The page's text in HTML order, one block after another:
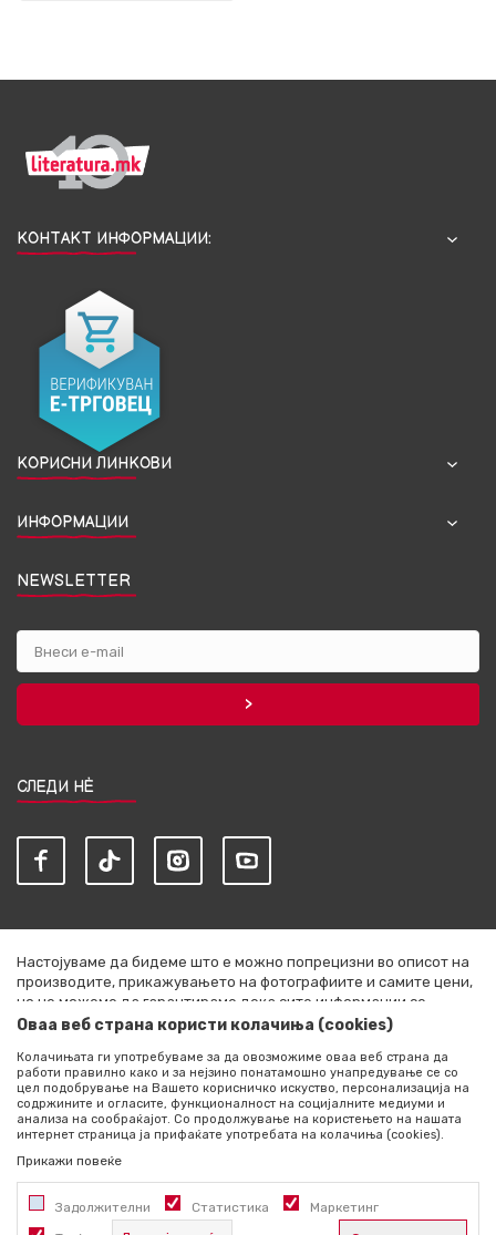
КОНТАКТ ИНФОРМАЦИИ:
КОРИСНИ ЛИНКОВИ
ИНФОРМАЦИИ
NEWSLETTER
СЛЕДИ НЀ
Настојуваме да бидеме што е можно попрецизни во описот на
производите, прикажувањето на фотографиите и самите цени,
но не можеме да гарантираме дека сите информации се
комплетни и без грешки. Сите артикли прикажани на сајтот се
секој момент. Расположливоста на производите можете да ја
проверите со повик на +389 76 444 490
©2026 literatura.mk, Изработено одNB SOFT. Сите права
задржани.
Оваа веб страна користи колачиња (cookies)
Колачињата ги употребуваме за да овозможиме оваа веб страна да
работи правилно како и за нејзино понатамошно унапредување се со
цел подобрување на Вашето корисничко искуство, персонализација на
содржините и огласите, функционалност на социјалните медиуми и
анализа на сообраќајот. Со продолжување на користењето на нашата
интернет страница ја прифаќате употребата на колачиња (cookies).
Прикажи повеќе
Задолжителни Статистика Маркетинг